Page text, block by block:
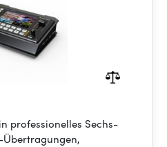
professionelles Sechs-